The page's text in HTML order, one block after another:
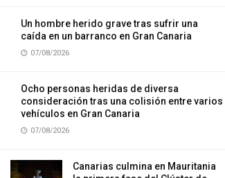
Un hombre herido grave tras sufrir una
caída en un barranco en Gran Canaria
07/08/2026
Ocho personas heridas de diversa
consideración tras una colisión entre varios
vehículos en Gran Canaria
07/08/2026
Canarias culmina en Mauritania